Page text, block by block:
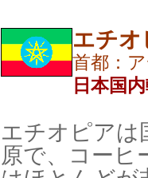
エチオ
首都：
日本国
エチオピアは
原で、コーヒ